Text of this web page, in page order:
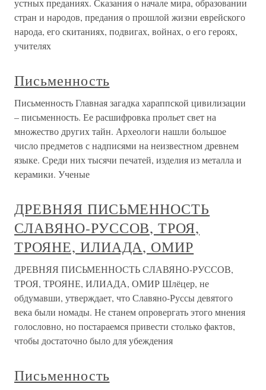
стран и народов, предания о прошлой жизни еврейского
народа, его скитаниях, подвигах, войнах, о его героях,
учителях
Письменность
Письменность Главная загадка хараппской цивилизации
– письменность. Ее расшифровка прольет свет на
множество других тайн. Археологи нашли большое
число предметов с надписями на неизвестном древнем
языке. Среди них тысячи печатей, изделия из металла и
керамики. Ученые
ДРЕВНЯЯ ПИСЬМЕННОСТЬ
СЛАВЯНО-РУССОВ, ТРОЯ,
ТРОЯНЕ, ИЛИАДА, ОМИР
ДРЕВНЯЯ ПИСЬМЕННОСТЬ СЛАВЯНО-РУССОВ,
ТРОЯ, ТРОЯНЕ, ИЛИАДА, ОМИР Шлёцер, не
обдумавши, утверждает, что Славяно-Руссы девятого
века были номады. Не станем опровергать этого мнения
голословно, но постараемся привести столько фактов,
чтобы достаточно было для убеждения
Письменность